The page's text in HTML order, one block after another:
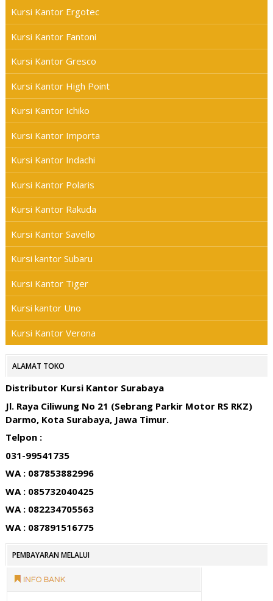
Kursi Kantor Ergotec
Kursi Kantor Fantoni
Kursi Kantor Gresco
Kursi Kantor High Point
Kursi Kantor Ichiko
Kursi Kantor Importa
Kursi Kantor Indachi
Kursi Kantor Polaris
Kursi Kantor Rakuda
Kursi Kantor Savello
Kursi kantor Subaru
Kursi Kantor Tiger
Kursi kantor Uno
Kursi Kantor Verona
ALAMAT TOKO
Distributor Kursi Kantor Surabaya
Jl. Raya Ciliwung No 21 (Sebrang Parkir Motor RS RKZ)
Darmo, Kota Surabaya, Jawa Timur.
Telpon :
031-99541735
WA : 087853882996
WA : 085732040425
WA : 082234705563
WA : 087891516775
PEMBAYARAN MELALUI